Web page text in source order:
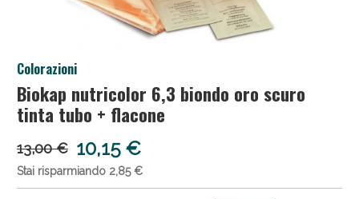
Colorazioni
Biokap nutricolor 6,3 biondo oro scuro
tinta tubo + flacone
13,00 € 10,15 €
Stai risparmiando 2,85 €
Salini e Multivitaminici: oggi Sconto extra fino al